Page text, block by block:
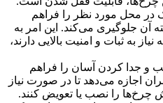
در محل مورد نظر را فراهم
آن جلوگیری می‌کند. این امر به
به ثبات و امنیت بالایی دارند،
و جدا کردن آسان را فراهم
اجازه می‌دهد تا در صورت نیاز
چرخ‌ها را نصب یا تعویض کنند.